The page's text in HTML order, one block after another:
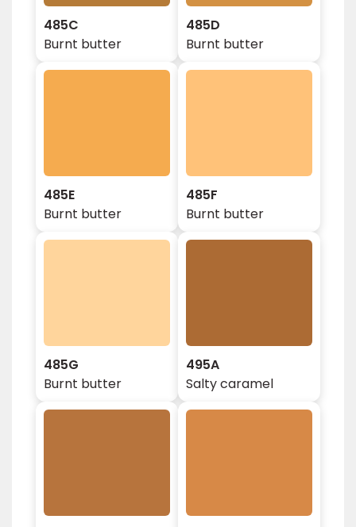
485C
Burnt butter
485D
Burnt butter
485E
Burnt butter
485F
Burnt butter
485G
Burnt butter
495A
Salty caramel